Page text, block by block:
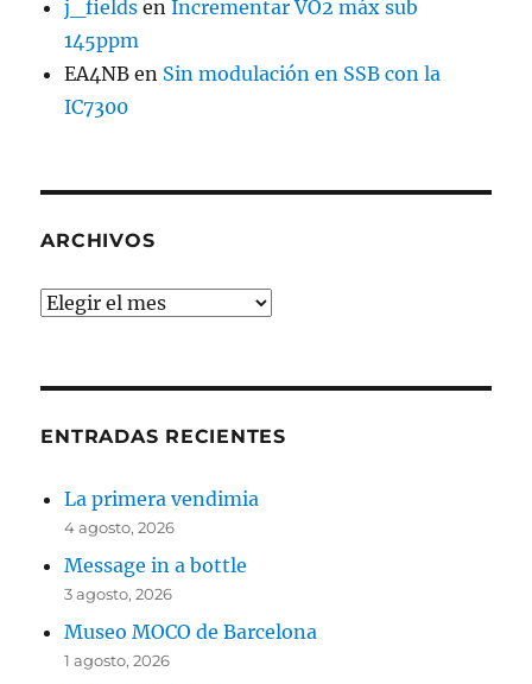
j_fields enIncrementar VO2 máx sub
145ppm
EA4NB en Sin modulación en SSB con la
IC7300
ARCHIVOS
Archivos
ENTRADAS RECIENTES
La primera vendimia
4 agosto, 2026
Message in a bottle
3 agosto, 2026
Museo MOCO de Barcelona
1 agosto, 2026